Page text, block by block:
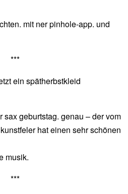
mit ner pinhole-app. und
***
ein spätherbstkleid
sax geburtstag. genau – der vom
hat einen sehr schönen
musik.
***